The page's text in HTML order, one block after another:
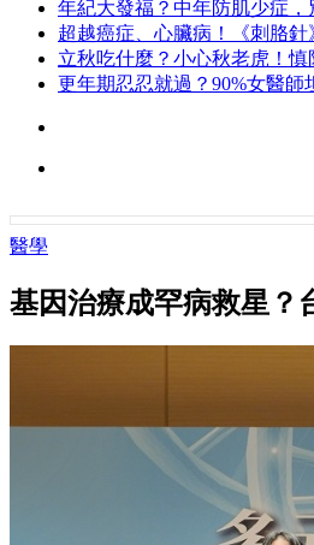
年紀大發福？中年防肌少症
超越癌症、心臟病！《刺胳
立秋吃什麼？小心秋老虎！
更年期忍忍就過？90%女醫
醫學
基因治療成罕病救星？